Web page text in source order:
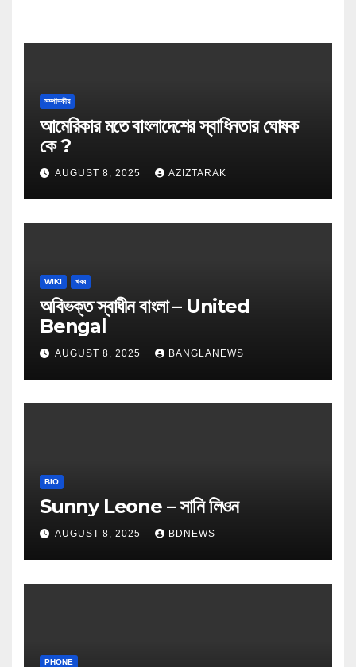
সম্পাদকীয়
আমেরিকার মতে বাংলাদেশের স্বাধিনতার ঘোষক
কে ?
AUGUST 8, 2025 AZIZTARAK
WIKI খবর
অবিভক্ত স্বাধীন বাংলা – United
Bengal
AUGUST 8, 2025 BANGLANEWS
BIO
Sunny Leone – সানি লিওন
AUGUST 8, 2025 BDNEWS
PHONE